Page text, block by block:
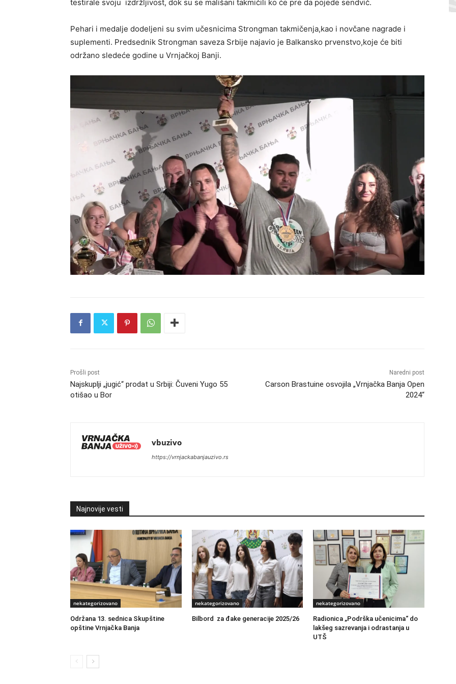
testirale svoju izdržljivost, dok su se mališani takmičili ko će pre da pojede sendvič.
Pehari i medalje dodeljeni su svim učesnicima Strongman takmičenja,kao i novčane nagrade i
suplementi. Predsednik Strongman saveza Srbije najavio je Balkansko prvenstvo,koje će biti
održano sledeće godine u Vrnjačkoj Banji.
Prošli post
Najskuplji „jugić“ prodat u Srbiji: Čuveni Yugo 55
otišao u Bor
Naredni post
Carson Brastuine osvojila „Vrnjačka Banja Open
2024“
vbuzivo
https://vrnjackabanjauzivo.rs
Najnovije vesti
nekategorizovano
Održana 13. sednica Skupštine
opštine Vrnjačka Banja
nekategorizovano
Bilbord za đake generacije 2025/26
nekategorizovano
Radionica „Podrška učenicima“ do
lakšeg sazrevanja i odrastanja u
UTŠ